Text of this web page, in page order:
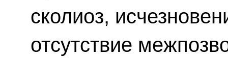
сколиоз,
отсутствие